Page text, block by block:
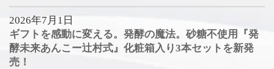
2026年7月1日
ギフトを感動に変える。発酵の魔法。砂糖不使用『発
酵未来あんこー辻村式』化粧箱入り3本セットを新発
売！